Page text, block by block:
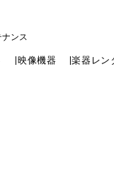
ンス
|映像機器 |楽器レン